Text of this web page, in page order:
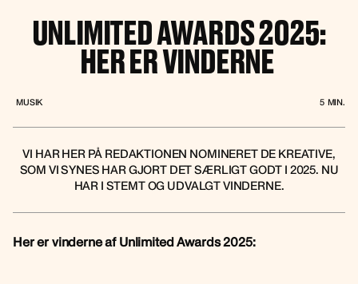
UNLIMITED AWARDS 2025:
HER ER VINDERNE
MUSIK 5 MIN.
VI HAR HER PÅ REDAKTIONEN NOMINERET DE KREATIVE,
SOM VI SYNES HAR GJORT DET SÆRLIGT GODT I 2025. NU
HAR I STEMT OG UDVALGT VINDERNE.
Her er vinderne af Unlimited Awards 2025: